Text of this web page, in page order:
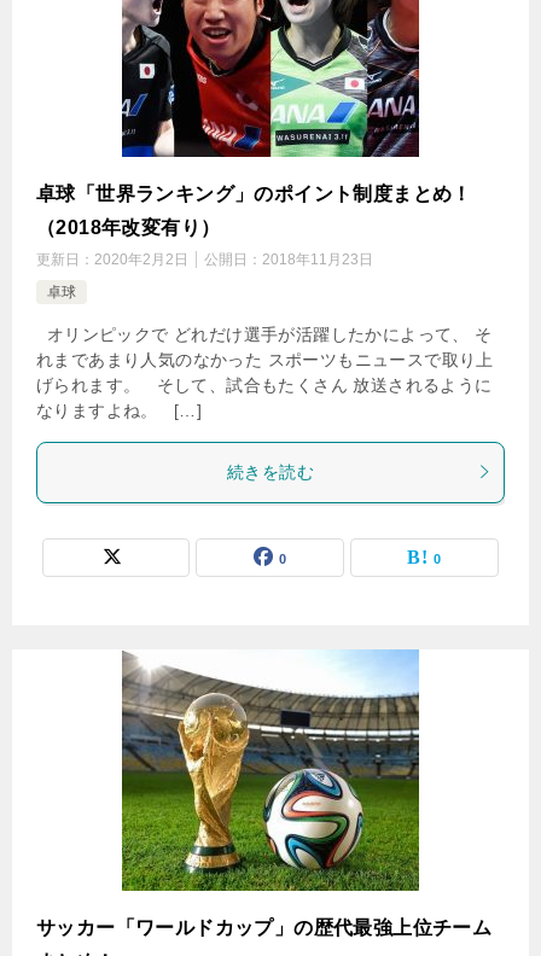
卓球「世界ランキング」のポイント制度まとめ！
（2018年改変有り）
更新日： 2020年2月2日 公開日： 2018年11月23日
卓球
オリンピックで どれだけ選手が活躍したかによって、 そ
れまであまり人気のなかった スポーツもニュースで取り上
げられます。 そして、試合もたくさん 放送されるように
なりますよね。 […]
続きを読む
0 0
サッカー「ワールドカップ」の歴代最強上位チーム